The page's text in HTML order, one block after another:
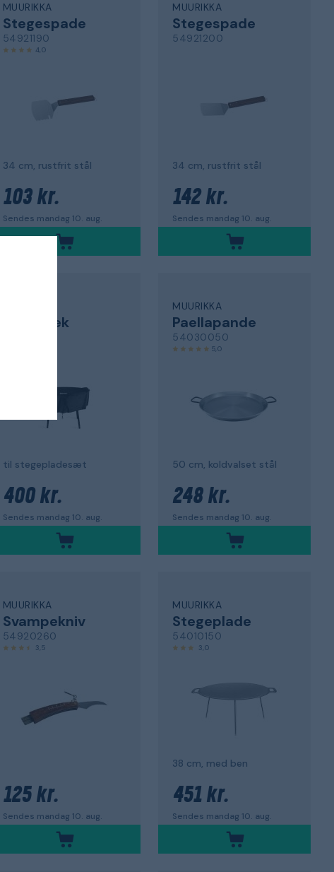
MUURIKKA
Stegespade
54921190
4,0
34 cm, rustfrit stål
103 kr.
Sendes mandag 10. aug.
MUURIKKA
Stegespade
54921200
34 cm, rustfrit stål
142 kr.
Sendes mandag 10. aug.
Overtræk
til stegepladesæt
400 kr.
Sendes mandag 10. aug.
MUURIKKA
Paellapande
54030050
5,0
50 cm, koldvalset stål
248 kr.
Sendes mandag 10. aug.
MUURIKKA
Svampekniv
54920260
3,5
125 kr.
Sendes mandag 10. aug.
MUURIKKA
Stegeplade
54010150
3,0
38 cm, med ben
451 kr.
Sendes mandag 10. aug.